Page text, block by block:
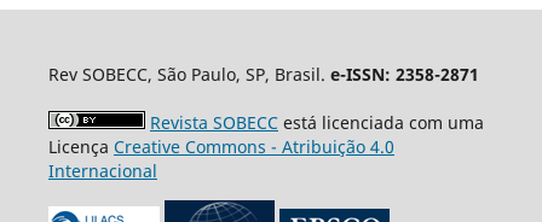
Rev SOBECC, São Paulo, SP, Brasil. e-ISSN: 2358-2871
Revista SOBECCestá licenciada com uma
Licença Creative Commons - Atribuição 4.0
Internacional